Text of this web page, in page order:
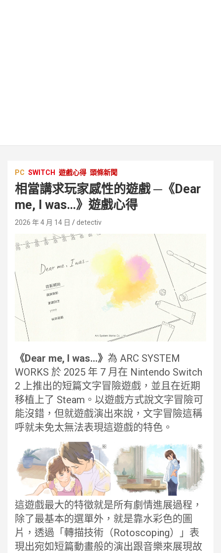
PC SWITCH 遊戲心得 頭條新聞
相當講求玩家感性的遊戲 ─《Dear
me, I was…》遊戲心得
2026 年 4 月 14 日 detectiv
《Dear me, I was…》 為 ARC SYSTEM
WORKS 於 2025 年 7 月在 Nintendo Switch
2 上推出的短篇文字冒險遊戲，並且在近期
移植上了 Steam。以遊戲方式說文字冒險可
能沒錯，但就遊戲演出來說，文字冒險這稱
呼就未免太無法表現這遊戲的特色。
這遊戲最大的特徵就是所有劇情進展過程，
除了最基本的選單外，就是靠水彩色的圖
片，透過「轉描技術（Rotoscoping）」表
現出宛如短篇動畫般的演出跟音樂來展現故